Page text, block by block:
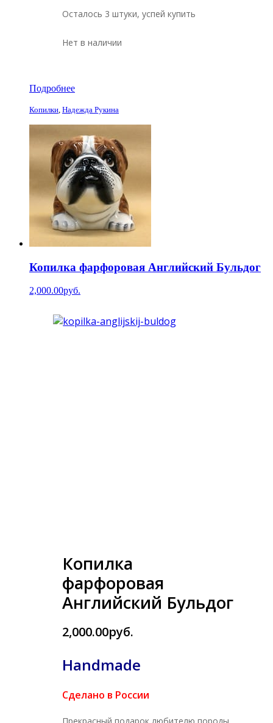
Осталось 3 штуки, успей купить
Нет в наличии
Подробнее
Копилки, Надежда Рукина
Копилка фарфоровая Английский Бульдог
2,000.00руб.
Копилка
фарфоровая
Английский Бульдог
2,000.00руб.
Handmade
Сделано в России